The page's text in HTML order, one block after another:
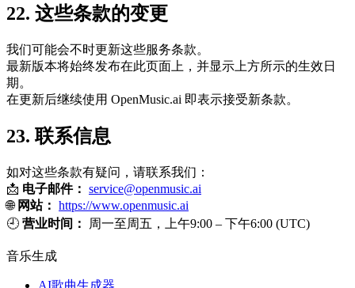
22. 这些条款的变更
我们可能会不时更新这些服务条款。
最新版本将始终发布在此页面上，并显示上方所示的生效日
期。
在更新后继续使用 OpenMusic.ai 即表示接受新条款。
23. 联系信息
如对这些条款有疑问，请联系我们：
📩 电子邮件： service@openmusic.ai
🌐 网站： https://www.openmusic.ai
🕘 营业时间： 周一至周五，上午9:00 – 下午6:00 (UTC)
音乐生成